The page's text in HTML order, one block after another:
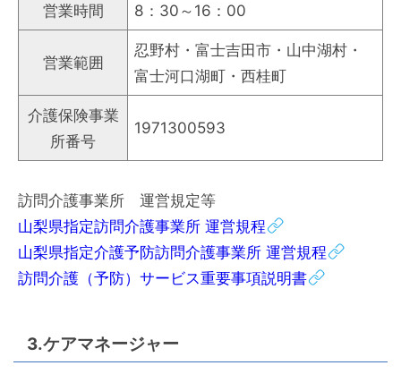
営業時間 8：30～16：00
営業範囲
忍野村・富士吉田市・山中湖村・
富士河口湖町・西桂町
介護保険事業
所番号
1971300593
訪問介護事業所 運営規定等
山梨県指定訪問介護事業所 運営規程
山梨県指定介護予防訪問介護事業所 運営規程
訪問介護（予防）サービス重要事項説明書
3.ケアマネージャー